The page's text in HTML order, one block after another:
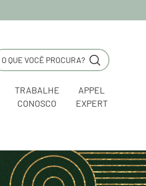
TRABALHE
CONOSCO
APPEL
EXPERT